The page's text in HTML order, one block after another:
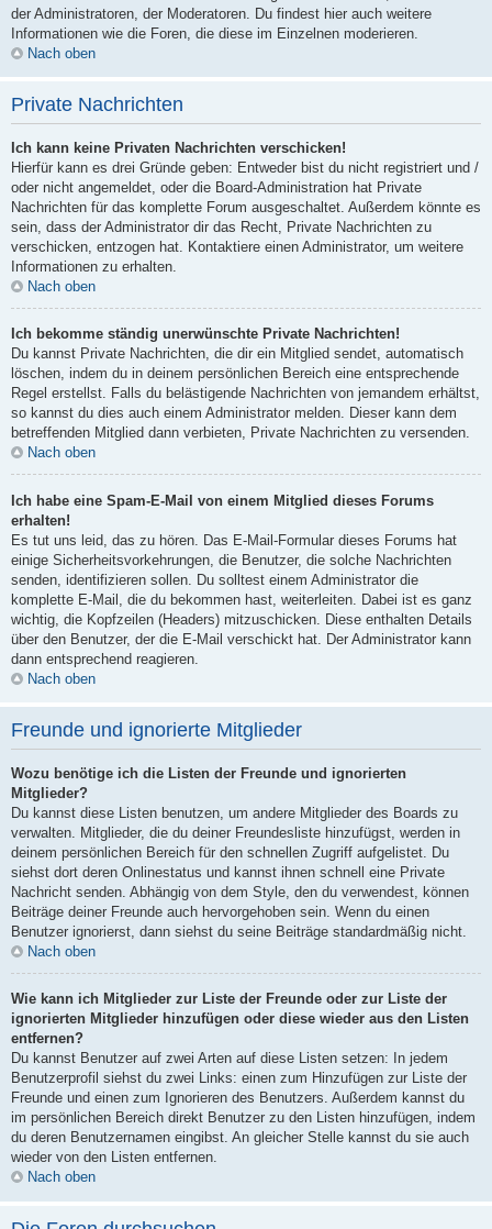
der Administratoren, der Moderatoren. Du findest hier auch weitere
Informationen wie die Foren, die diese im Einzelnen moderieren.
Nach oben
Private Nachrichten
Ich kann keine Privaten Nachrichten verschicken!
Hierfür kann es drei Gründe geben: Entweder bist du nicht registriert und /
oder nicht angemeldet, oder die Board-Administration hat Private
Nachrichten für das komplette Forum ausgeschaltet. Außerdem könnte es
sein, dass der Administrator dir das Recht, Private Nachrichten zu
verschicken, entzogen hat. Kontaktiere einen Administrator, um weitere
Informationen zu erhalten.
Nach oben
Ich bekomme ständig unerwünschte Private Nachrichten!
Du kannst Private Nachrichten, die dir ein Mitglied sendet, automatisch
löschen, indem du in deinem persönlichen Bereich eine entsprechende
Regel erstellst. Falls du belästigende Nachrichten von jemandem erhältst,
so kannst du dies auch einem Administrator melden. Dieser kann dem
betreffenden Mitglied dann verbieten, Private Nachrichten zu versenden.
Nach oben
Ich habe eine Spam-E-Mail von einem Mitglied dieses Forums
erhalten!
Es tut uns leid, das zu hören. Das E-Mail-Formular dieses Forums hat
einige Sicherheitsvorkehrungen, die Benutzer, die solche Nachrichten
senden, identifizieren sollen. Du solltest einem Administrator die
komplette E-Mail, die du bekommen hast, weiterleiten. Dabei ist es ganz
wichtig, die Kopfzeilen (Headers) mitzuschicken. Diese enthalten Details
über den Benutzer, der die E-Mail verschickt hat. Der Administrator kann
dann entsprechend reagieren.
Nach oben
Freunde und ignorierte Mitglieder
Wozu benötige ich die Listen der Freunde und ignorierten
Mitglieder?
Du kannst diese Listen benutzen, um andere Mitglieder des Boards zu
verwalten. Mitglieder, die du deiner Freundesliste hinzufügst, werden in
deinem persönlichen Bereich für den schnellen Zugriff aufgelistet. Du
siehst dort deren Onlinestatus und kannst ihnen schnell eine Private
Nachricht senden. Abhängig von dem Style, den du verwendest, können
Beiträge deiner Freunde auch hervorgehoben sein. Wenn du einen
Benutzer ignorierst, dann siehst du seine Beiträge standardmäßig nicht.
Nach oben
Wie kann ich Mitglieder zur Liste der Freunde oder zur Liste der
ignorierten Mitglieder hinzufügen oder diese wieder aus den Listen
entfernen?
Du kannst Benutzer auf zwei Arten auf diese Listen setzen: In jedem
Benutzerprofil siehst du zwei Links: einen zum Hinzufügen zur Liste der
Freunde und einen zum Ignorieren des Benutzers. Außerdem kannst du
im persönlichen Bereich direkt Benutzer zu den Listen hinzufügen, indem
du deren Benutzernamen eingibst. An gleicher Stelle kannst du sie auch
wieder von den Listen entfernen.
Nach oben